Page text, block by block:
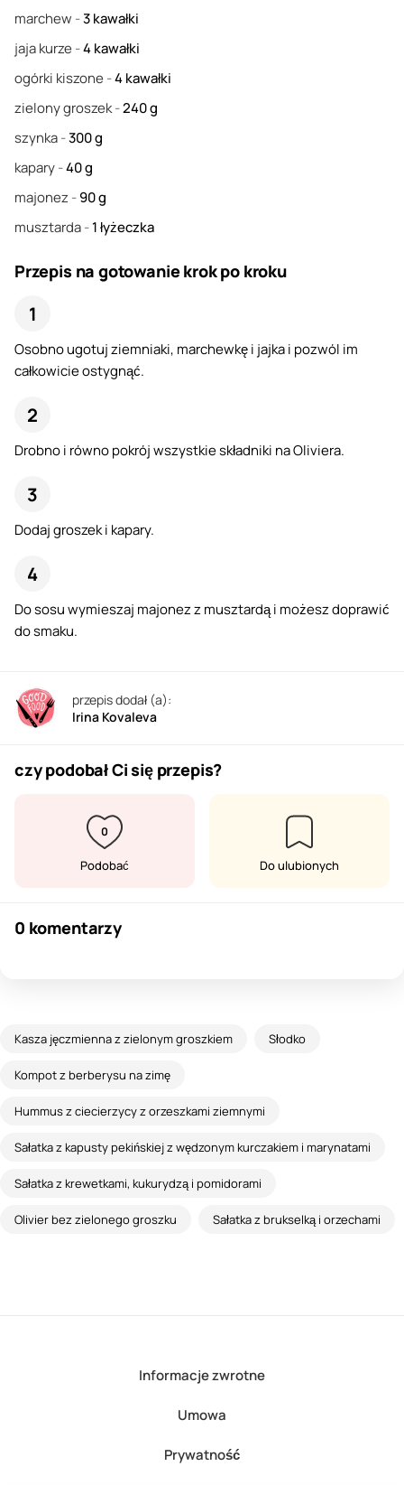
marchew -3kawałki
jaja kurze -4kawałki
ogórki kiszone -4kawałki
zielony groszek-240g
szynka-300g
kapary-40g
majonez-90g
musztarda-1łyżeczka
Przepis na gotowanie krok po kroku
Osobno ugotuj ziemniaki, marchewkę i jajka i pozwól im
całkowicie ostygnąć.
Drobno i równo pokrój wszystkie składniki na Oliviera.
Dodaj groszek i kapary.
Do sosu wymieszaj majonez z musztardą i możesz doprawić
do smaku.
przepis dodał (a):
Irina Kovaleva
czy podobał Ci się przepis?
0
Podobać Do ulubionych
0 komentarzy
Kasza jęczmienna z zielonym groszkiem Słodko
Kompot z berberysu na zimę
Hummus z ciecierzycy z orzeszkami ziemnymi
Sałatka z kapusty pekińskiej z wędzonym kurczakiem i marynatami
Sałatka z krewetkami, kukurydzą i pomidorami
Olivier bez zielonego groszku Sałatka z brukselką i orzechami
Informacje zwrotne
Umowa
Prywatność